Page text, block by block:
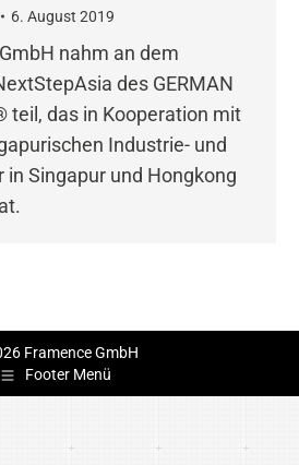
6. August 2019
nahm an dem
des GERMAN
teil, das in Kooperation mit
Industrie- und
Singapur und Hongkong
Framence GmbH
Footer Menü